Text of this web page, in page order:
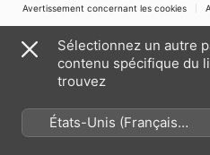
Avertissement concernant les cookies
Sélectionnez un autre
contenu spécifique du
trouvez
États-Unis (Français
France)